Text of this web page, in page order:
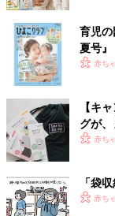
すれば日々の慌た
私は取材などで『
したモノは使い終
めてしまったもの
しかしていません。
なぜそれで済むの
ない』『戻しやす
私も片づけられな
バタバタでした。
ろしい状況になって
育児
夏号
いっ赤ち
【キ
グが
赤ち
「袋
赤ち